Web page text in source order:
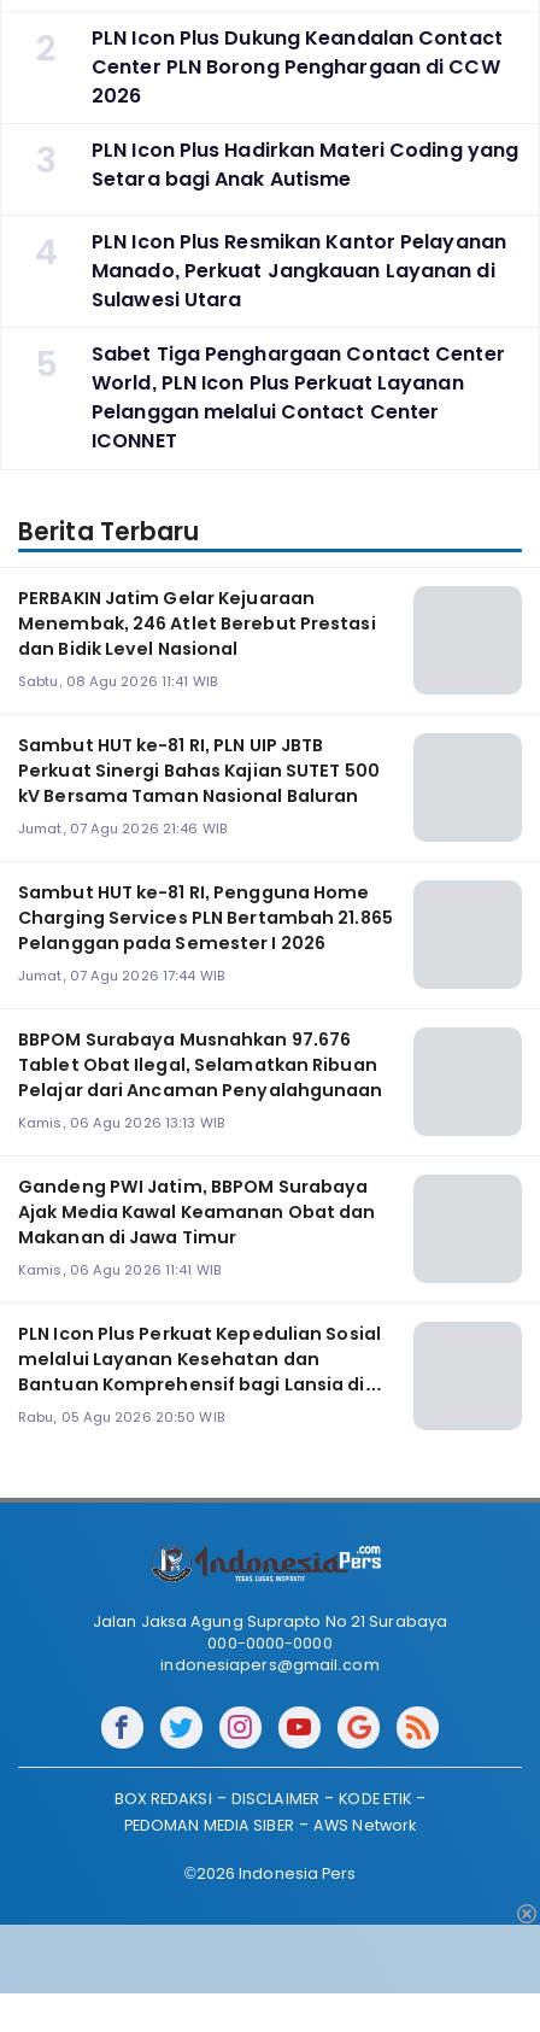
2
PLN Icon Plus Dukung Keandalan Contact
Center PLN Borong Penghargaan di CCW
2026
3
PLN Icon Plus Hadirkan Materi Coding yang
Setara bagi Anak Autisme
4
PLN Icon Plus Resmikan Kantor Pelayanan
Manado, Perkuat Jangkauan Layanan di
Sulawesi Utara
5
Sabet Tiga Penghargaan Contact Center
World, PLN Icon Plus Perkuat Layanan
Pelanggan melalui Contact Center
ICONNET
Berita Terbaru
PERBAKIN Jatim Gelar Kejuaraan
Menembak, 246 Atlet Berebut Prestasi
dan Bidik Level Nasional
Sabtu, 08 Agu 2026 11:41 WIB
Sambut HUT ke-81 RI, PLN UIP JBTB
Perkuat Sinergi Bahas Kajian SUTET 500
kV Bersama Taman Nasional Baluran
Jumat, 07 Agu 2026 21:46 WIB
Sambut HUT ke-81 RI, Pengguna Home
Charging Services PLN Bertambah 21.865
Pelanggan pada Semester I 2026
Jumat, 07 Agu 2026 17:44 WIB
BBPOM Surabaya Musnahkan 97.676
Tablet Obat Ilegal, Selamatkan Ribuan
Pelajar dari Ancaman Penyalahgunaan
Kamis, 06 Agu 2026 13:13 WIB
Gandeng PWI Jatim, BBPOM Surabaya
Ajak Media Kawal Keamanan Obat dan
Makanan di Jawa Timur
Kamis, 06 Agu 2026 11:41 WIB
PLN Icon Plus Perkuat Kepedulian Sosial
melalui Layanan Kesehatan dan
Bantuan Komprehensif bagi Lansia di
Malang
Rabu, 05 Agu 2026 20:50 WIB
Jalan Jaksa Agung Suprapto No 21 Surabaya
000-0000-0000
indonesiapers@gmail.com
BOX REDAKSI DISCLAIMER
KODE ETIK
PEDOMAN MEDIA SIBER
AWS Network
©2026 Indonesia Pers